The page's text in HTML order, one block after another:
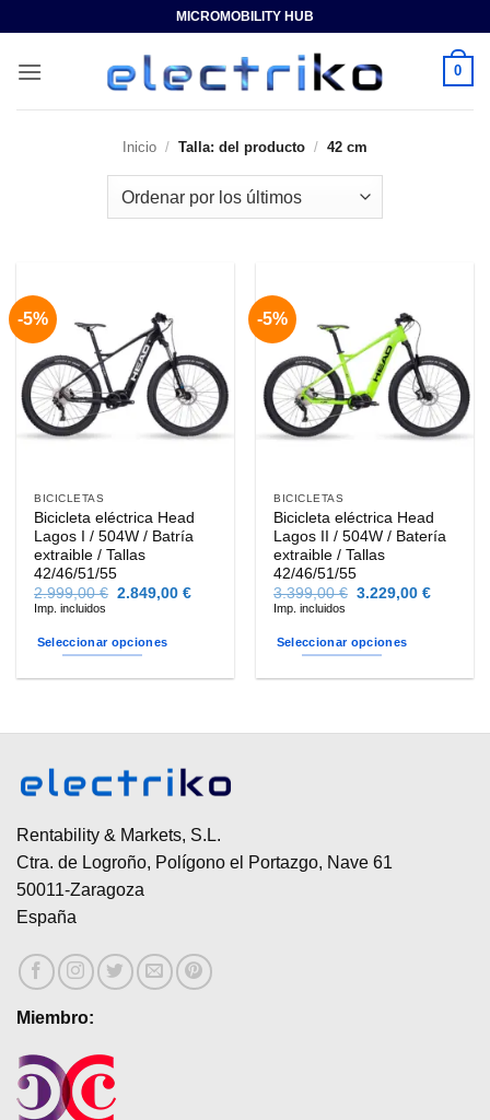
contenido
MICROMOBILITY HUB
0
Inicio / Talla: del producto / 42 cm
-5%
BICICLETAS
Bicicleta eléctrica Head
Lagos I / 504W / Batría
extraible / Tallas
42/46/51/55
2.999,00€ El
era:
2.999,00 €.
2.849,00€El
Imp. incluidos
Seleccionar opciones
múltiples
Las
se
pueden
en
la
de
producto
-5%
BICICLETAS
Bicicleta eléctrica Head
Lagos II / 504W / Batería
extraible / Tallas
42/46/51/55
3.399,00€ El
era:
3.399,00 €.
3.229,00€El
Imp. incluidos
Seleccionar opciones
múltiples
elegir
Rentability & Markets, S.L.
Ctra. de Logroño, Polígono el Portazgo, Nave 61
50011-Zaragoza
España
Miembro: